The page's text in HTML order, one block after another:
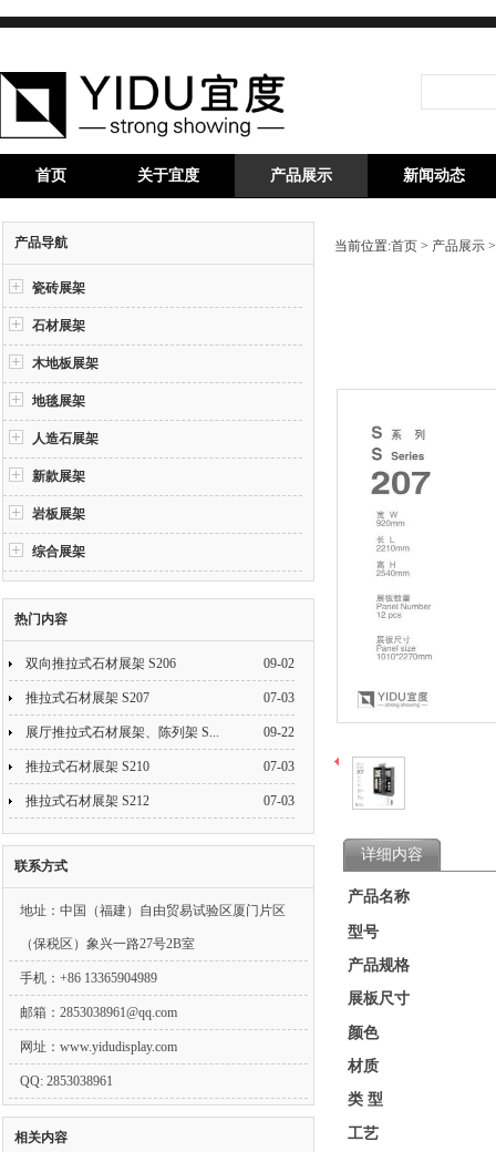
首页 关于宜度 产品展示 新闻动态
产品导航
瓷砖展架
石材展架
木地板展架
地毯展架
人造石展架
新款展架
岩板展架
综合展架
热门内容
双向推拉式石材展架 S206 09-02
推拉式石材展架 S207 07-03
展厅推拉式石材展架、陈列架 S... 09-22
推拉式石材展架 S210 07-03
推拉式石材展架 S212 07-03
联系方式
地址：中国（福建）自由贸易试验区厦门片区
（保税区）象兴一路27号2B室
手机：+86 13365904989
邮箱： 2853038961@qq.com
网址：www.yidudisplay.com
QQ: 2853038961
相关内容
当前位置:首页 > 产品展示
详细内容
产品名称
型号
产品规格
展板尺寸
颜色
材质
类 型
工艺